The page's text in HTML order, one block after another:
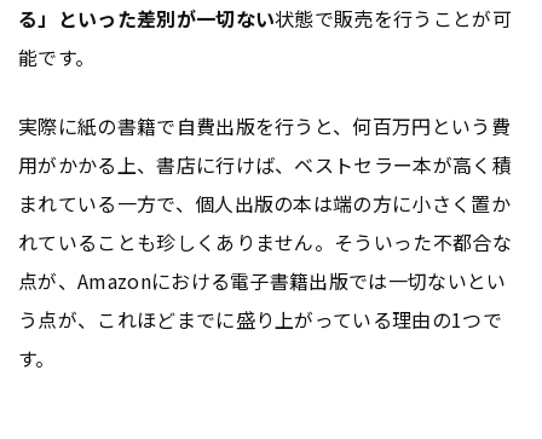
る」といった差別が一切ない状態で販売を行うことが可
能です。
実際に紙の書籍で自費出版を行うと、何百万円という費
用がかかる上、書店に行けば、ベストセラー本が高く積
まれている一方で、個人出版の本は端の方に小さく置か
れていることも珍しくありません。そういった不都合な
点が、Amazonにおける電子書籍出版では一切ないとい
う点が、これほどまでに盛り上がっている理由の1つで
す。